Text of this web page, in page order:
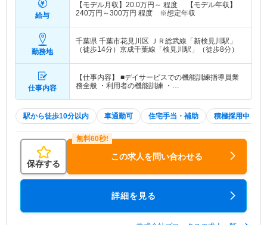
給与
【モデル月収】 20.0万円～ 程度 【モデル年収】
240万円～300万円 程度 ※想定年収
勤務地
千葉県 千葉市花見川区 ＪＲ総武線「新検見川駅」
（徒歩14分）京成千葉線「検見川駅」（徒歩8分）
仕事内容
【仕事内容】 ■デイサービスでの機能訓練指導員業
務全般 ・利用者の機能訓練 ・…
駅から徒歩10分以内 車通勤可 住宅手当・補助 積極採用中
保存する
この求人を問い合わせる
詳細を見る